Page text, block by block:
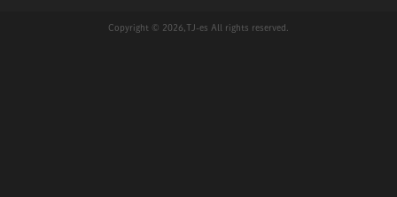
Copyright © 2026,TJ-es All rights reserved.